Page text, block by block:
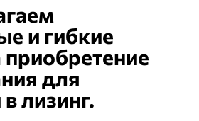
и гибкие
приобретение
для
лизинг.